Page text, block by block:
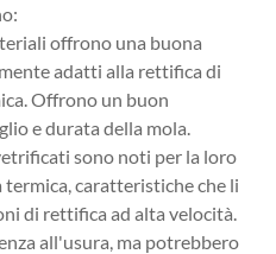
offrono una buona
adatti alla rettifica di
Offrono un buon
e durata della mola.
sono noti per la loro
caratteristiche che li
di rettifica ad alta velocità.
all'usura, ma potrebbero